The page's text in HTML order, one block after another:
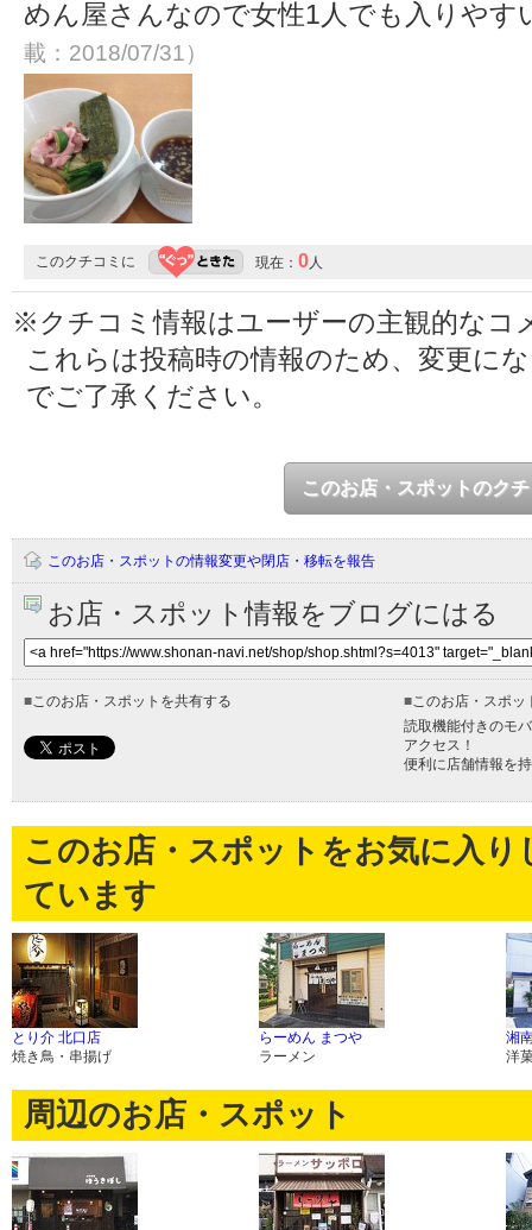
めん屋さんなので女性1人でも入りやす
載：2018/07/31）
このクチコミに 現在： 0人
※クチコミ情報はユーザーの主観的なコ
これらは投稿時の情報のため、変更に
でご了承ください。
このお店・スポットのク
このお店・スポットの情報変更や閉店・移転を報告
お店・スポット情報をブログにはる
■このお店・スポットを共有する ■このお店・スポッ
読取機能付きのモ
アクセス！
便利に店舗情報を
このお店・スポットをお気に入
ています
とり介 北口店
焼き鳥・串揚げ
らーめん まつや
ラーメン
湘
洋
周辺のお店・スポット